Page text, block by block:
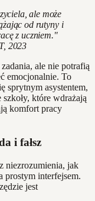
ale może
od rutyny i
z uczniem."
2023
ale nie potrafią
emocjonalnie. To
sprytnym asystentem,
które wdrażają
komfort pracy
i fałsz
niezrozumienia, jak
prostym interfejsem.
jest